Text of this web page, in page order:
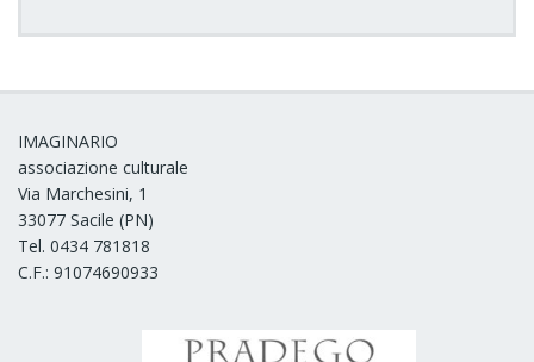
IMAGINARIO
associazione culturale
Via Marchesini, 1
33077 Sacile (PN)
Tel. 0434 781818
C.F.: 91074690933